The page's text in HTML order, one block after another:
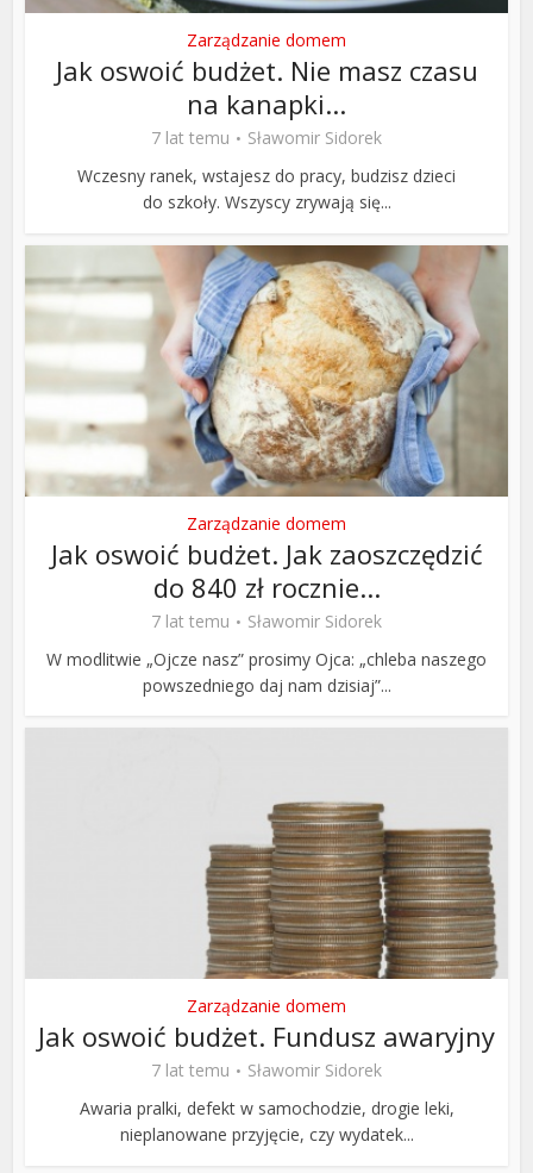
Zarządzanie domem
Jak oswoić budżet. Nie masz czasu
na kanapki...
7 lat temu
Sławomir Sidorek
Wczesny ranek, wstajesz do pracy, budzisz dzieci
do szkoły. Wszyscy zrywają się...
Zarządzanie domem
Jak oswoić budżet. Jak zaoszczędzić
do 840 zł rocznie...
7 lat temu
Sławomir Sidorek
W modlitwie „Ojcze nasz” prosimy Ojca: „chleba naszego
powszedniego daj nam dzisiaj”...
Zarządzanie domem
Jak oswoić budżet. Fundusz awaryjny
7 lat temu
Sławomir Sidorek
Awaria pralki, defekt w samochodzie, drogie leki,
nieplanowane przyjęcie, czy wydatek...